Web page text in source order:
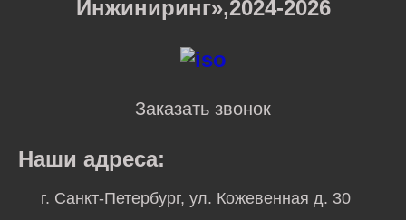
Инжиниринг»,2024-2026
Заказать звонок
Наши адреса:
г. Санкт-Петербург, ул. Кожевенная д. 30